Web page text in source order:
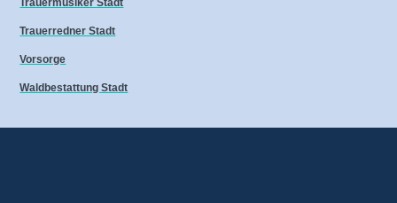
Trauermusiker Stadt
Trauerredner Stadt
Vorsorge
Waldbestattung Stadt